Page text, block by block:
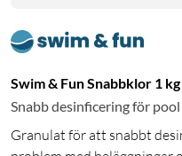
Swim & Fun Snabbklor 1 kg
Snabb desinficering för pool
Granulat för att snabbt